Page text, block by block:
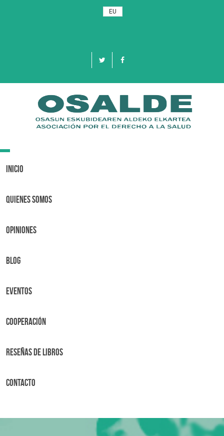
EU
Toggle
Inicio
Quienes Somos
OPINIONES
BLOG
Eventos
Cooperación
Reseñas de libros
Contacto